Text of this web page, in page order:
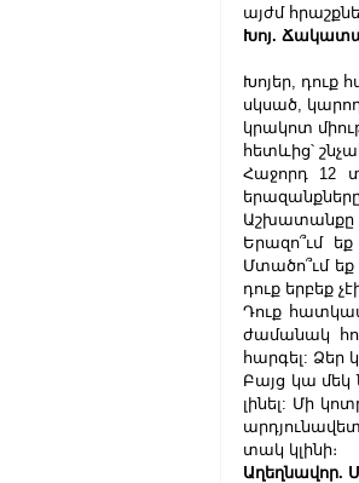
այժմ
Խոյ.
Խոյեր, դուք
սկսած,
կրակոտ
հետևից՝
Հաջորդ 12
Աշխատանքը
Երազո՞ւմ
Մտածո՞ւմ
դուք երբեք
Դուք
ժամանակ
հարգել: Ձեր
Բայց կա մեկ
լինել: Մի
տակ կլինի։
Աղեղնավոր.